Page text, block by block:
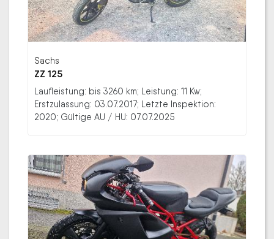
Sachs
ZZ 125
Laufleistung: bis 3260 km; Leistung: 11 Kw;
Erstzulassung: 03.07.2017; Letzte Inspektion:
2020; Gültige AU / HU: 07.07.2025